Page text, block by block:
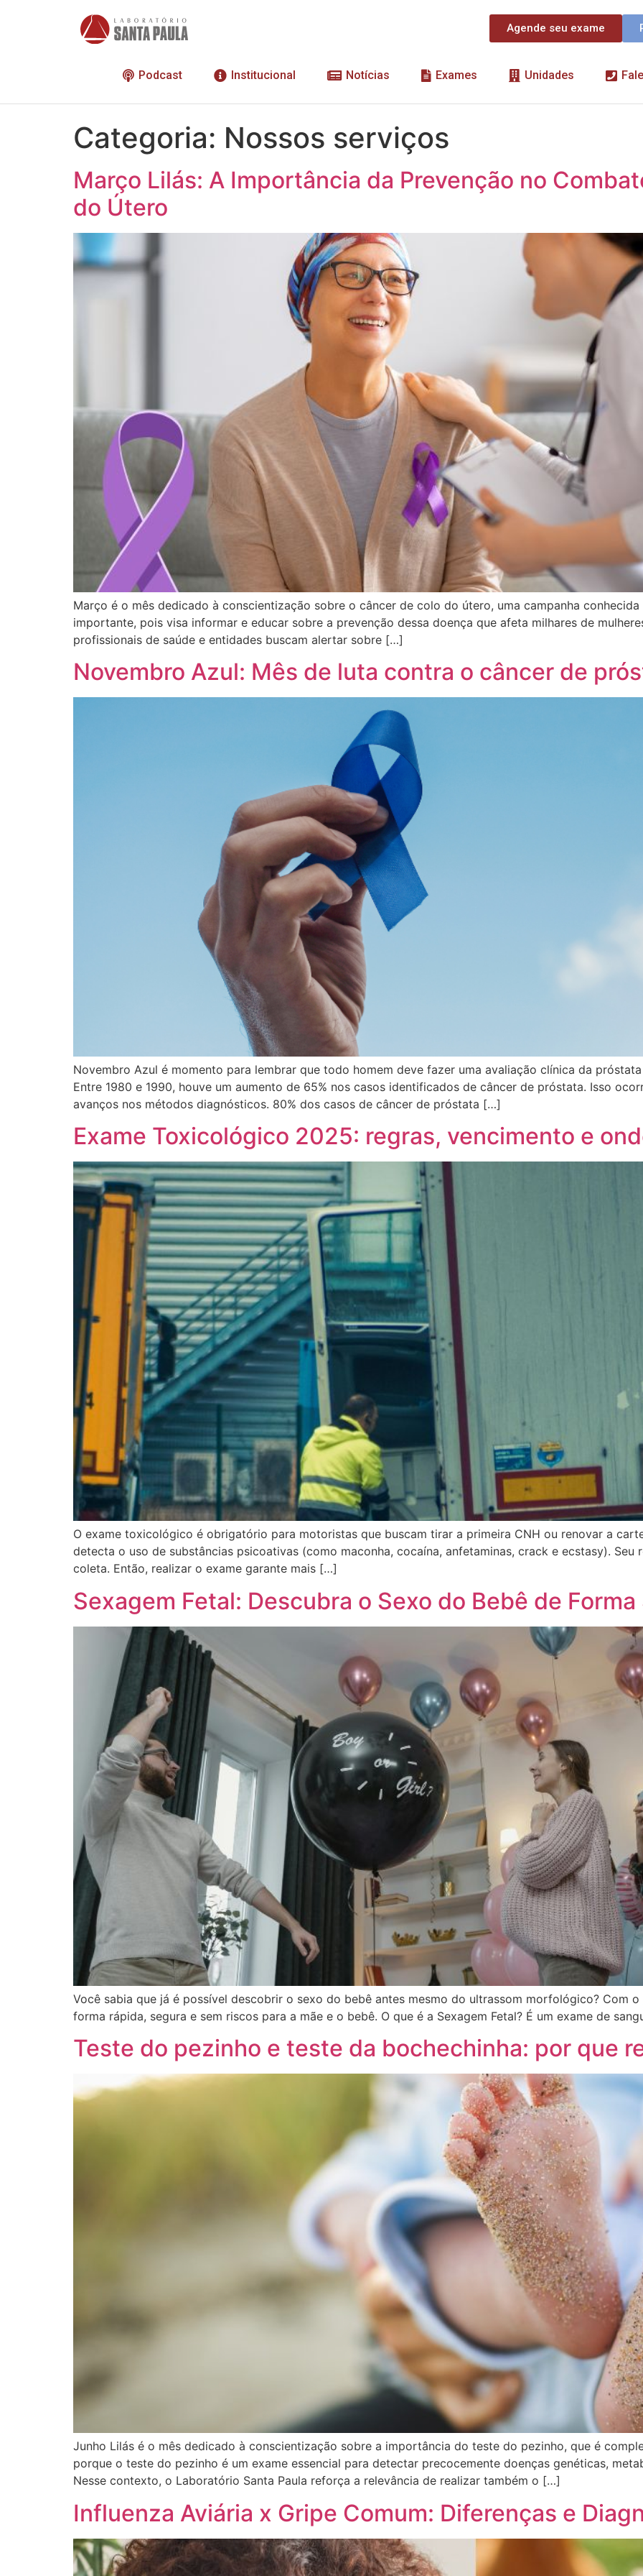
Agende seu exame
Podcast Institucional Notícias Exames Unidades
Categoria: Nossos serviços
Março Lilás: A Importância da Prevenção no
do Útero
Março é o mês dedicado à conscientização sobre o câncer de colo do útero, uma campanha
importante, pois visa informar e educar sobre a prevenção dessa doença que afeta milhares de
profissionais de saúde e entidades buscam alertar sobre […]
Novembro Azul: Mês de luta contra o câncer de
Novembro Azul é momento para lembrar que todo homem deve fazer uma avaliação clínica da
Entre 1980 e 1990, houve um aumento de 65% nos casos identificados de câncer de próstata. Isso
avanços nos métodos diagnósticos. 80% dos casos de câncer de próstata […]
Exame Toxicológico 2025: regras, vencimento e
O exame toxicológico é obrigatório para motoristas que buscam tirar a primeira CNH ou renovar a
detecta o uso de substâncias psicoativas (como maconha, cocaína, anfetaminas, crack e ecstasy).
coleta. Então, realizar o exame garante mais […]
Sexagem Fetal: Descubra o Sexo do Bebê de
Você sabia que já é possível descobrir o sexo do bebê antes mesmo do ultrassom morfológico? Com
forma rápida, segura e sem riscos para a mãe e o bebê. O que é a Sexagem Fetal? É um exame de
Teste do pezinho e teste da bochechinha: por que
Junho Lilás é o mês dedicado à conscientização sobre a importância do teste do pezinho, que é
porque o teste do pezinho é um exame essencial para detectar precocemente doenças genéticas,
Nesse contexto, o Laboratório Santa Paula reforça a relevância de realizar também o […]
Influenza Aviária x Gripe Comum: Diferenças e